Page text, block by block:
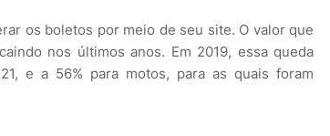
os boletos por meio de seu site. O valor que
nos últimos anos. Em 2019, essa queda
e a 56% para motos, para as quais foram